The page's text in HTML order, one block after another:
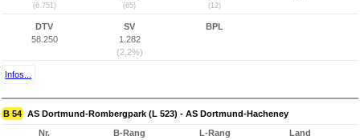
(6.751) (65) (12)
DTV
58.250
SV
1.282
(2,2%)
BPL
Infos...
B 54 AS Dortmund-Rombergpark (L 523) - AS Dortmund-Hacheney
Nr.
B-Rang
L-Rang
Land